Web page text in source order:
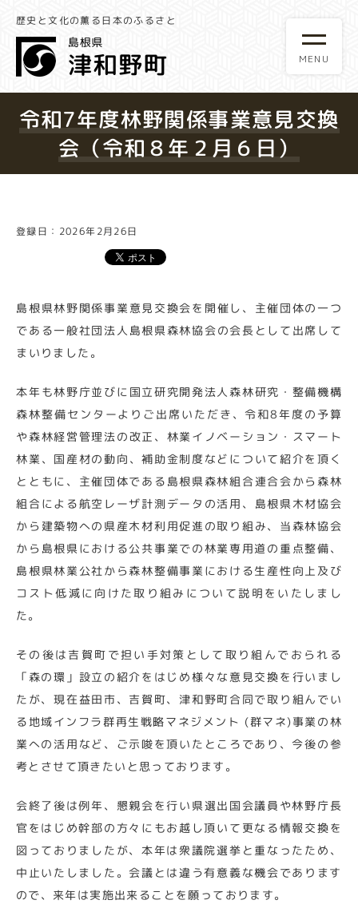
歴史と文化の薫る日本のふるさと
令和7年度林野関係事業意見交換
会（令和８年２月６日）
登録日：2026年2月26日
島根県林野関係事業意見交換会を開催し、主催団体の一つ
である一般社団法人島根県森林協会の会長として出席して
まいりました。
本年も林野庁並びに国立研究開発法人森林研究・整備機構
森林整備センターよりご出席いただき、令和8年度の予算
や森林経営管理法の改正、林業イノベーション・スマート
林業、国産材の動向、補助金制度などについて紹介を頂く
とともに、主催団体である島根県森林組合連合会から森林
組合による航空レーザ計測データの活用、島根県木材協会
から建築物への県産木材利用促進の取り組み、当森林協会
から島根県における公共事業での林業専用道の重点整備、
島根県林業公社から森林整備事業における生産性向上及び
コスト低減に向けた取り組みについて説明をいたしまし
た。
その後は吉賀町で担い手対策として取り組んでおられる
「森の環」設立の紹介をはじめ様々な意見交換を行いまし
たが、現在益田市、吉賀町、津和野町合同で取り組んでい
る地域インフラ群再生戦略マネジメント (群マネ)事業の林
業への活用など、ご示唆を頂いたところであり、今後の参
考とさせて頂きたいと思っております。
会終了後は例年、懇親会を行い県選出国会議員や林野庁長
官をはじめ幹部の方々にもお越し頂いて更なる情報交換を
図っておりましたが、本年は衆議院選挙と重なったため、
中止いたしました。会議とは違う有意義な機会であります
ので、来年は実施出来ることを願っております。